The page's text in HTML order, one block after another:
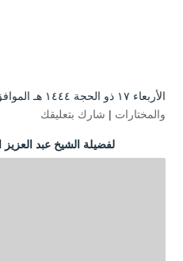
الأربعاء ۱۷ ذو الحجة ۱٤٤٤ هـ الموافق ۵ يوليو ۲۰۲۳ مـ |
والمختارات | شارك بتعليقك
لفضيلة الشيخ عبد العزيز